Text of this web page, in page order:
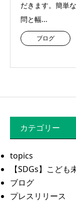
だきます。簡単
問と幅...
ブログ
カテゴリー
topics
【SDGs】こど
ブログ
プレスリリース